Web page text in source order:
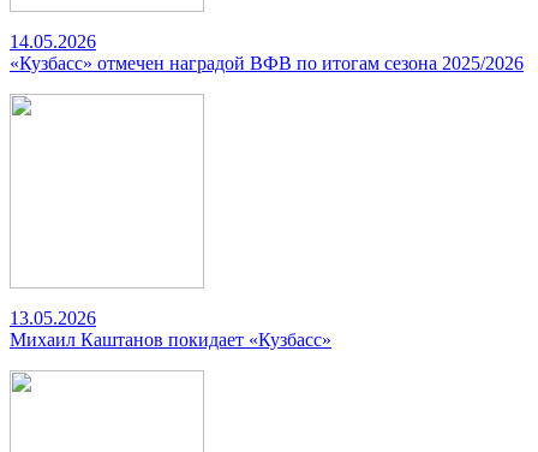
14.05.2026
«Кузбасс» отмечен наградой ВФВ по итогам сезона 2025/2026
13.05.2026
Михаил Каштанов покидает «Кузбасс»